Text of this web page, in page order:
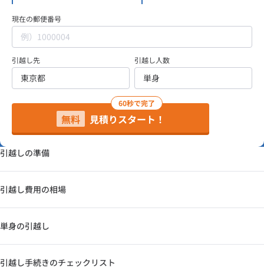
現在の郵便番号
引越し先 引越し人数
60秒で完了
無料 見積りスタート！
引越しの準備
引越し費用の相場
単身の引越し
引越し手続きのチェックリスト